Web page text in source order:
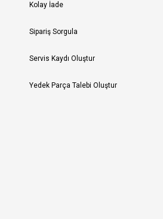
Kolay İade
Sipariş Sorgula
Servis Kaydı Oluştur
Yedek Parça Talebi Oluştur